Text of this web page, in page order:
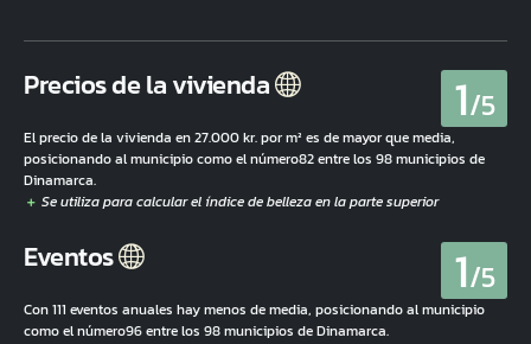
Precios de la vivienda 1/5
El precio de la vivienda en 27.000 kr. por m² es de mayor que media,
posicionando al municipio como el número82 entre los 98 municipios de
Dinamarca.
Eventos 1/5
Con 111 eventos anuales hay menos de media, posicionando al municipio
como el número96 entre los 98 municipios de Dinamarca.